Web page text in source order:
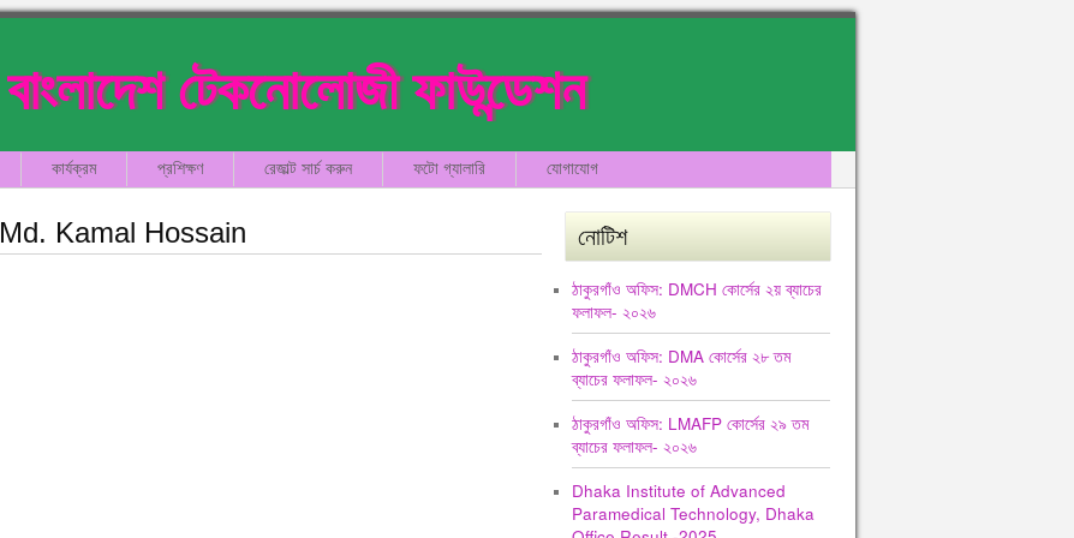
বাংলাদেশ টেকনোলোজী ফাউন্ডেশন
কার্যক্রম প্রশিক্ষণ রেজাল্ট সার্চ করুন ফটো গ্যালারি যোগাযোগ
Md. Kamal Hossain নোটিশ
ঠাকুরগাঁও অফিস: DMCH কোর্সের ২য় ব্যাচের
ফলাফল- ২০২৬
ঠাকুরগাঁও অফিস: DMA কোর্সের ২৮ তম
ব্যাচের ফলাফল- ২০২৬
ঠাকুরগাঁও অফিস: LMAFP কোর্সের ২৯ তম
ব্যাচের ফলাফল- ২০২৬
Dhaka Institute of Advanced
Paramedical Technology, Dhaka